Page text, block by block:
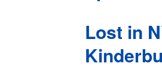
Lost in